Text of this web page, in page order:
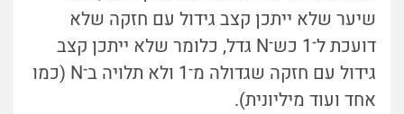
שיער שלא ייתכן קצב גידול עם חזקה שלא
דועכת ל־1 כש־N גדל, כלומר שלא ייתכן קצב
גידול עם חזקה שגדולה מ־1 ולא תלויה ב־N (כמו
אחד ועוד מיליונית).